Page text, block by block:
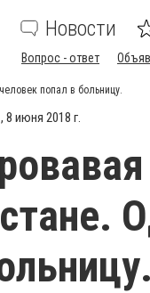
Новости
Вопрос - ответ
попал в больницу.
8 июня 2018 г.